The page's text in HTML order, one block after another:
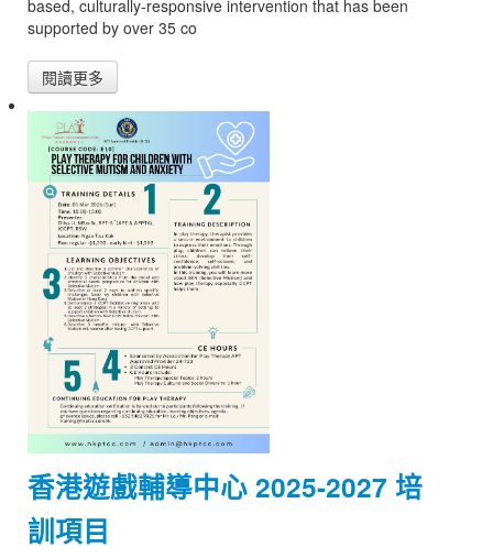
based, culturally-responsive intervention that has been
supported by over 35 co
閱讀更多
香港遊戲輔導中心 2025-2027 培
訓項目